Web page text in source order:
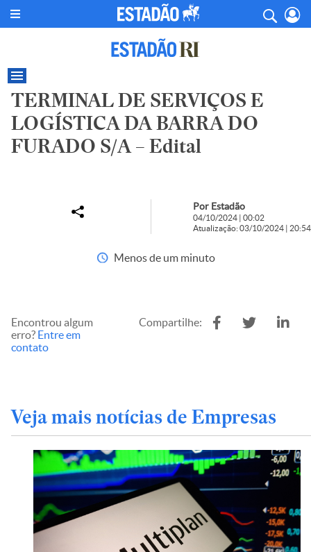
TERMINAL DE SERVIÇOS E
LOGÍSTICA DA BARRA DO
FURADO S/A – Edital
Por Estadão
04/10/2024 | 00:02
Atualização: 03/10/2024 | 20:54
Menos de um minuto
Encontrou algum
erro? Entre em
contato
Compartilhe:
Veja mais notícias de Empresas